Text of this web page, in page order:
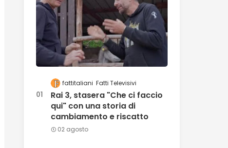
fattitaliani Fatti Televisivi
Rai 3, stasera "Che ci faccio
qui" con una storia di
cambiamento e riscatto
02 agosto